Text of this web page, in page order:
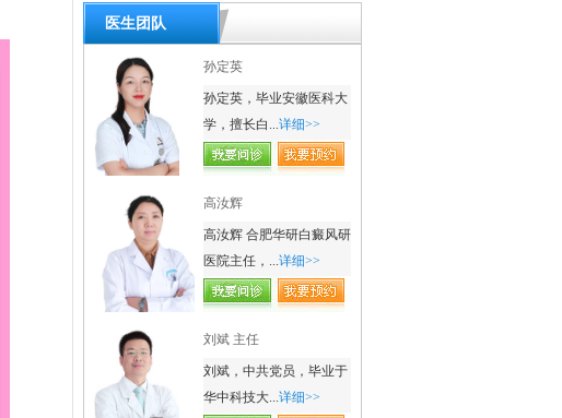
医生团队
孙定英
孙定英，毕业安徽医科大
学，擅长白...详细>>
高汝辉
高汝辉 合肥华研白癜风研
医院主任，...详细>>
刘斌 主任
刘斌，中共党员，毕业于
华中科技大...详细>>